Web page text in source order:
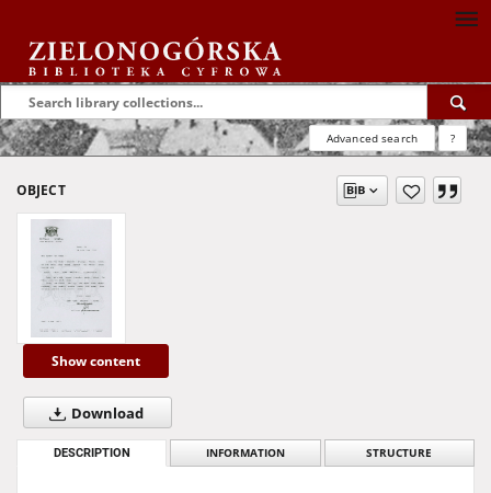
Advanced search ?
OBJECT
Show content
Download
DESCRIPTION INFORMATION STRUCTURE